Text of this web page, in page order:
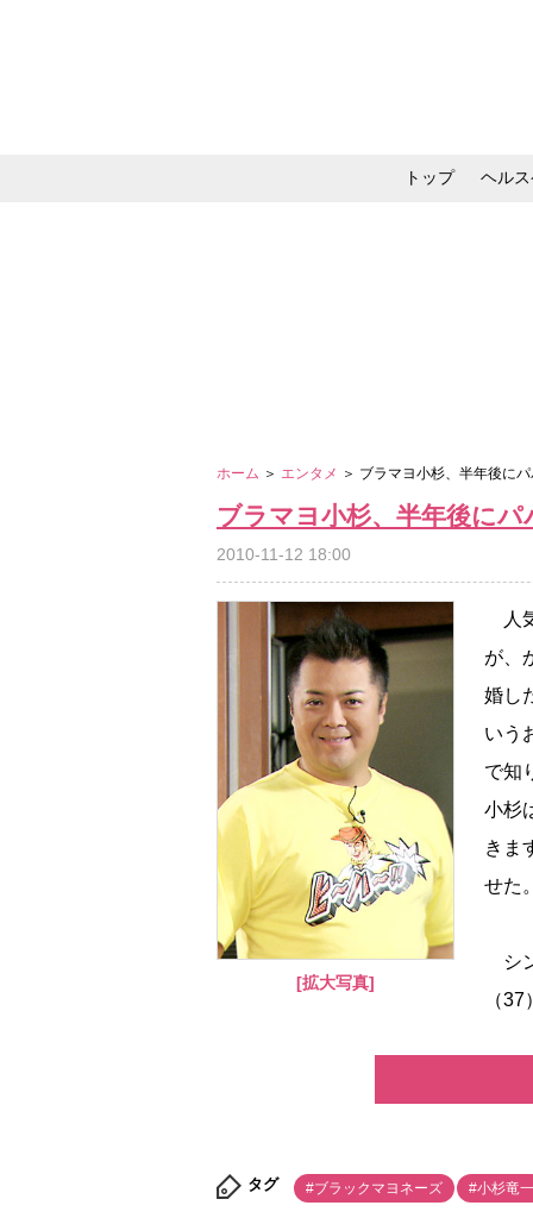
トップ ヘル
ホーム ＞ エンタメ ＞ ブラマヨ小杉、半年後に
ブラマヨ小杉、半年後に
2010-11-12 18:00
[拡大写真]
人
が、
婚し
いう
で知
小杉
きま
せた
シ
（
タグ #ブラックマヨネーズ #小杉竜一